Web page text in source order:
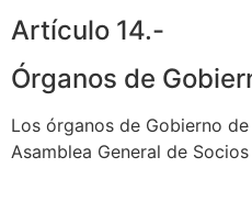
Artículo 14.-
Órganos de
Los órganos de Gobierno
Asamblea General de